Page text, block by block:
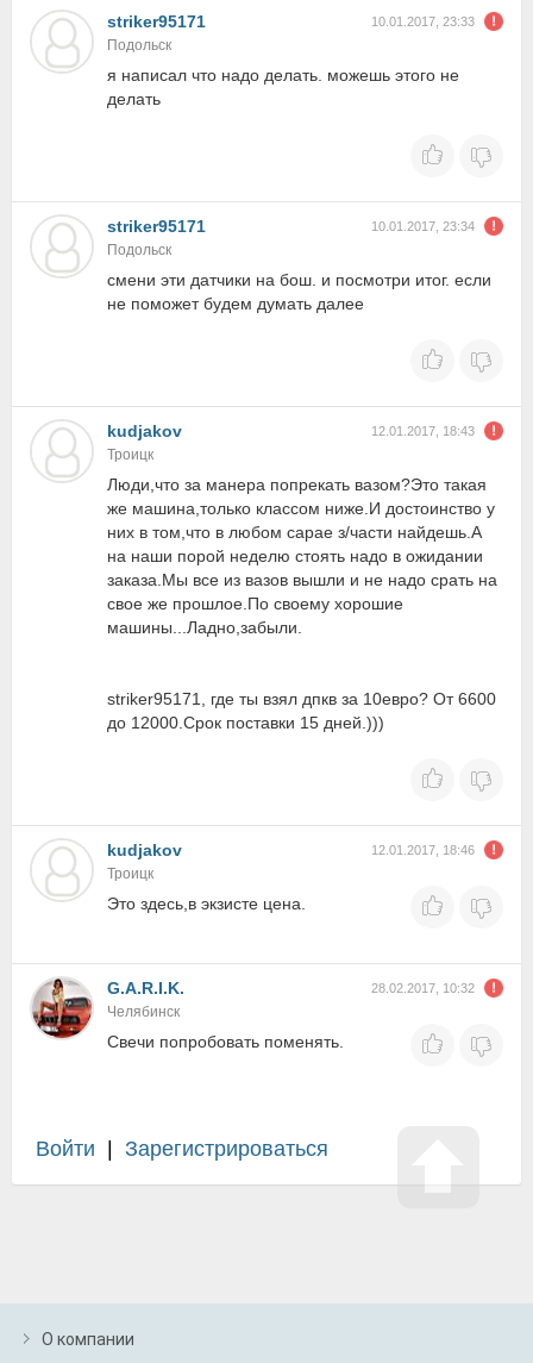
striker95171 10.01.2017, 23:33
Подольск
я написал что надо делать. можешь этого не
делать
striker95171 10.01.2017, 23:34
Подольск
смени эти датчики на бош. и посмотри итог. если
не поможет будем думать далее
kudjakov 12.01.2017, 18:43
Троицк
Люди,что за манера попрекать вазом?Это такая
же машина,только классом ниже.И достоинство у
них в том,что в любом сарае з/части найдешь.А
на наши порой неделю стоять надо в ожидании
заказа.Мы все из вазов вышли и не надо срать на
свое же прошлое.По своему хорошие
машины...Ладно,забыли.
striker95171, где ты взял дпкв за 10евро? От 6600
до 12000.Срок поставки 15 дней.)))
kudjakov 12.01.2017, 18:46
Троицк
Это здесь,в экзисте цена.
G.A.R.I.K. 28.02.2017, 10:32
Челябинск
Свечи попробовать поменять.
Войти Зарегистрироваться
О компании